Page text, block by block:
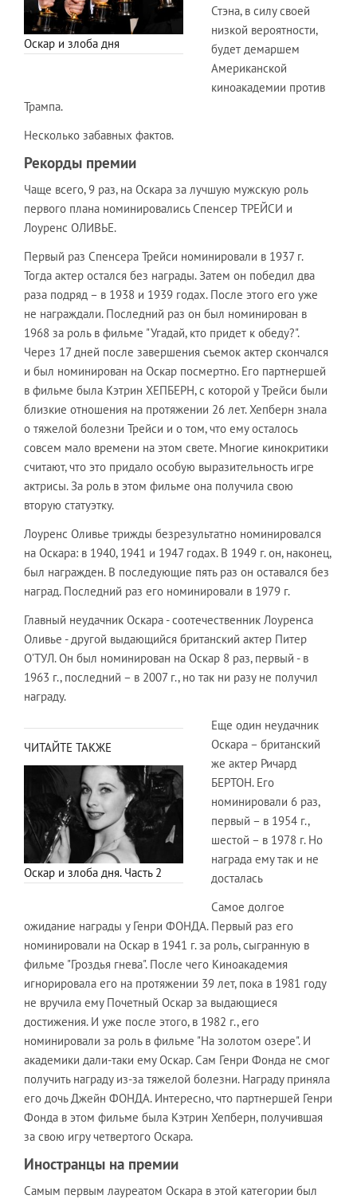
Оскар и злоба дня
Стэна, в силу своей
низкой вероятности,
будет демаршем
Американской
киноакадемии против
Трампа.
Несколько забавных фактов.
Рекорды премии
Чаще всего, 9 раз, на Оскара за лучшую мужскую роль
первого плана номинировались Спенсер ТРЕЙСИ и
Лоуренс ОЛИВЬЕ.
Первый раз Спенсера Трейси номинировали в 1937 г.
Тогда актер остался без награды. Затем он победил два
раза подряд – в 1938 и 1939 годах. После этого его уже
не награждали. Последний раз он был номинирован в
1968 за роль в фильме "Угадай, кто придет к обеду?".
Через 17 дней после завершения съемок актер скончался
и был номинирован на Оскар посмертно. Его партнершей
в фильме была Кэтрин ХЕПБЕРН, с которой у Трейси были
близкие отношения на протяжении 26 лет. Хепберн знала
о тяжелой болезни Трейси и о том, что ему осталось
совсем мало времени на этом свете. Многие кинокритики
считают, что это придало особую выразительность игре
актрисы. За роль в этом фильме она получила свою
вторую статуэтку.
Лоуренс Оливье трижды безрезультатно номинировался
на Оскара: в 1940, 1941 и 1947 годах. В 1949 г. он, наконец,
был награжден. В последующие пять раз он оставался без
наград. Последний раз его номинировали в 1979 г.
Главный неудачник Оскара - соотечественник Лоуренса
Оливье - другой выдающийся британский актер Питер
О’ТУЛ. Он был номинирован на Оскар 8 раз, первый - в
1963 г., последний – в 2007 г., но так ни разу не получил
награду.
ЧИТАЙТЕ ТАКЖЕ
Оскар и злоба дня. Часть 2
Еще один неудачник
Оскара – британский
же актер Ричард
БЕРТОН. Его
номинировали 6 раз,
первый – в 1954 г.,
шестой – в 1978 г. Но
награда ему так и не
досталась
Самое долгое
ожидание награды у Генри ФОНДА. Первый раз его
номинировали на Оскар в 1941 г. за роль, сыгранную в
фильме "Гроздья гнева". После чего Киноакадемия
игнорировала его на протяжении 39 лет, пока в 1981 году
не вручила ему Почетный Оскар за выдающиеся
достижения. И уже после этого, в 1982 г., его
номинировали за роль в фильме "На золотом озере". И
академики дали-таки ему Оскар. Сам Генри Фонда не смог
получить награду из-за тяжелой болезни. Награду приняла
его дочь Джейн ФОНДА. Интересно, что партнершей Генри
Фонда в этом фильме была Кэтрин Хепберн, получившая
за свою игру четвертого Оскара.
Иностранцы на премии
Самым первым лауреатом Оскара в этой категории был